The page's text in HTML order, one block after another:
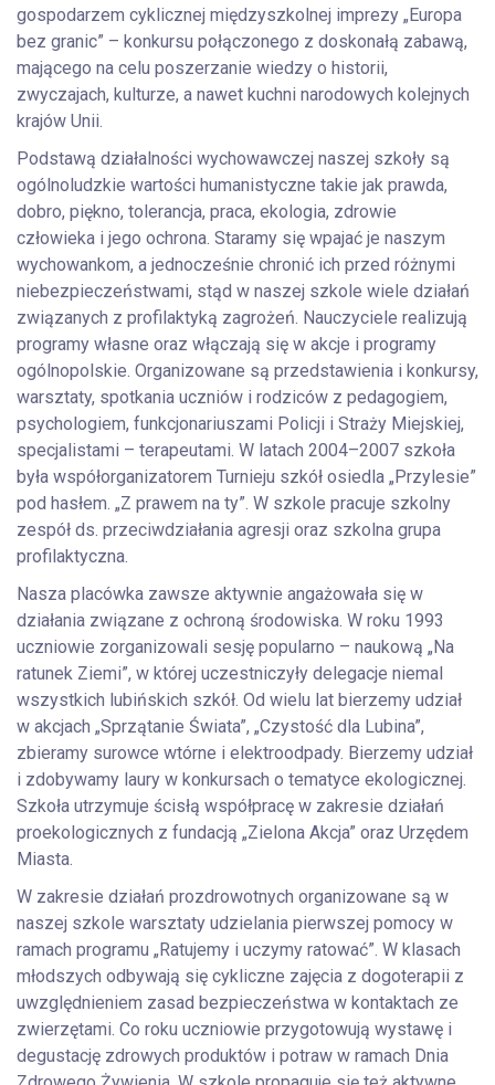
gospodarzem cyklicznej międzyszkolnej imprezy „Europa
bez granic” – konkursu połączonego z doskonałą zabawą,
mającego na celu poszerzanie wiedzy o historii,
zwyczajach, kulturze, a nawet kuchni narodowych kolejnych
krajów Unii.
Podstawą działalności wychowawczej naszej szkoły są
ogólnoludzkie wartości humanistyczne takie jak prawda,
dobro, piękno, tolerancja, praca, ekologia, zdrowie
człowieka i jego ochrona. Staramy się wpajać je naszym
wychowankom, a jednocześnie chronić ich przed różnymi
niebezpieczeństwami, stąd w naszej szkole wiele działań
związanych z profilaktyką zagrożeń. Nauczyciele realizują
programy własne oraz włączają się w akcje i programy
ogólnopolskie. Organizowane są przedstawienia i konkursy,
warsztaty, spotkania uczniów i rodziców z pedagogiem,
psychologiem, funkcjonariuszami Policji i Straży Miejskiej,
specjalistami – terapeutami. W latach 2004–2007 szkoła
była współorganizatorem Turnieju szkół osiedla „Przylesie”
pod hasłem. „Z prawem na ty”. W szkole pracuje szkolny
zespół ds. przeciwdziałania agresji oraz szkolna grupa
profilaktyczna.
Nasza placówka zawsze aktywnie angażowała się w
działania związane z ochroną środowiska. W roku 1993
uczniowie zorganizowali sesję popularno – naukową „Na
ratunek Ziemi”, w której uczestniczyły delegacje niemal
wszystkich lubińskich szkół. Od wielu lat bierzemy udział
w akcjach „Sprzątanie Świata”, „Czystość dla Lubina”,
zbieramy surowce wtórne i elektroodpady. Bierzemy udział
i zdobywamy laury w konkursach o tematyce ekologicznej.
Szkoła utrzymuje ścisłą współpracę w zakresie działań
proekologicznych z fundacją „Zielona Akcja” oraz Urzędem
Miasta.
W zakresie działań prozdrowotnych organizowane są w
naszej szkole warsztaty udzielania pierwszej pomocy w
ramach programu „Ratujemy i uczymy ratować”. W klasach
młodszych odbywają się cykliczne zajęcia z dogoterapii z
uwzględnieniem zasad bezpieczeństwa w kontaktach ze
zwierzętami. Co roku uczniowie przygotowują wystawę i
degustację zdrowych produktów i potraw w ramach Dnia